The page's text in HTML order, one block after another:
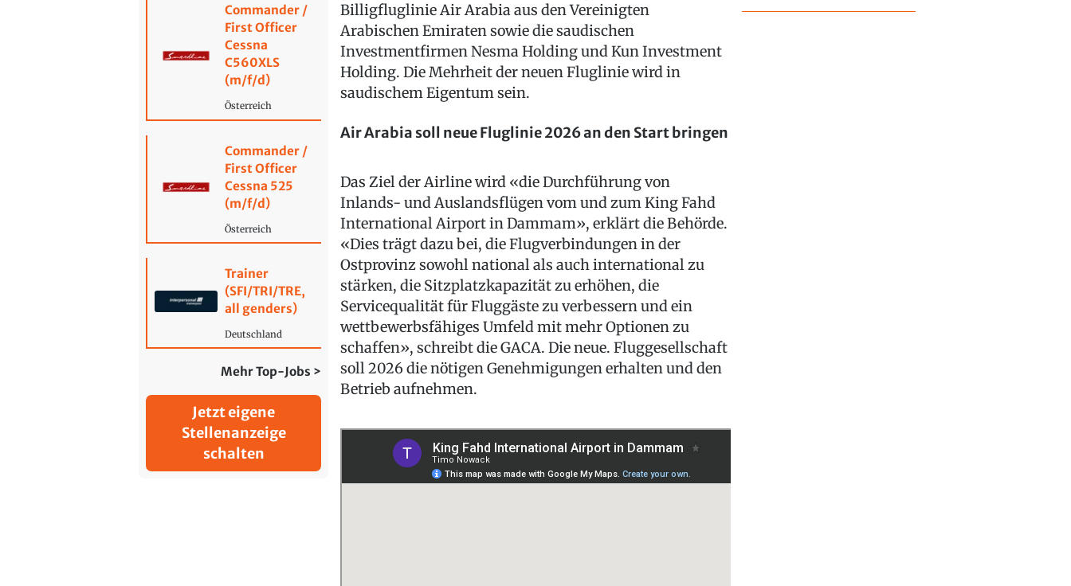
Commander /
First Officer
Cessna
C560XLS
(m/f/d)
Österreich
Commander /
First Officer
Cessna 525
(m/f/d)
Österreich
Trainer
(SFI/TRI/TRE,
all genders)
Deutschland
Mehr Top-Jobs >
Jetzt eigene
Stellenanzeige
schalten
Billigfluglinie Air Arabia aus den Vereinigten
Arabischen Emiraten sowie die saudischen
Investmentfirmen Nesma Holding und Kun Investment
Holding. Die Mehrheit der neuen Fluglinie wird in
saudischem Eigentum sein.
Air Arabia soll neue Fluglinie 2026 an den Start bringen
Das Ziel der Airline wird «die Durchführung von
Inlands- und Auslandsflügen vom und zum King Fahd
International Airport in Dammam», erklärt die Behörde.
«Dies trägt dazu bei, die Flugverbindungen in der
Ostprovinz sowohl national als auch international zu
stärken, die Sitzplatzkapazität zu erhöhen, die
Servicequalität für Fluggäste zu verbessern und ein
wettbewerbsfähiges Umfeld mit mehr Optionen zu
schaffen», schreibt die GACA. Die neue. Fluggesellschaft
soll 2026 die nötigen Genehmigungen erhalten und den
Betrieb aufnehmen.